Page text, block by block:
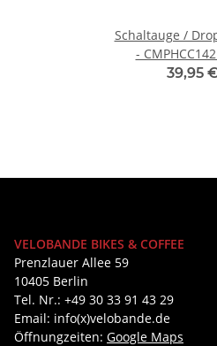
Schaltauge /
-
Shonky /
39,95
VELOBANDE BIKES & COFFEE
Prenzlauer Allee 59
10405 Berlin
Tel. Nr.: +49 30 33 91 43 29
Email: info(x)velobande.de
Öffnungzeiten: Google Maps